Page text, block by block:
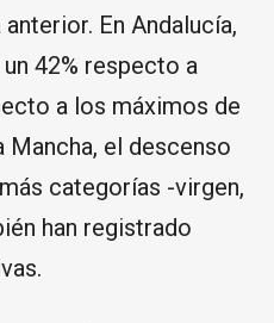
En Andalucía,
42% respecto a
a los máximos de
Mancha, el descenso
categorías -virgen,
han registrado